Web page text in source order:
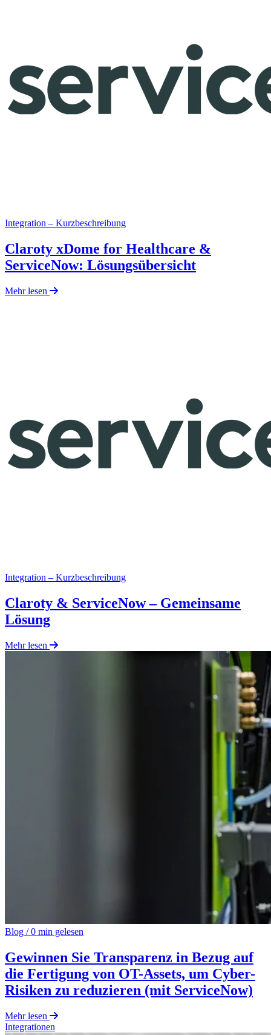
Integration – Kurzbeschreibung
Claroty xDome for Healthcare &
ServiceNow: Lösungsübersicht
Mehr lesen
Integration – Kurzbeschreibung
Claroty & ServiceNow – Gemeinsame
Lösung
Mehr lesen
Blog /0 min gelesen
Gewinnen Sie Transparenz in Bezug auf
die Fertigung von OT-Assets, um Cyber-
Risiken zu reduzieren (mit ServiceNow)
Mehr lesen
Integrationen